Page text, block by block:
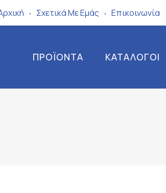
Σχετικά Mε Eμάς Επικοινωνία
ΠΡΟΪΌΝΤΑ ΚΑΤΆΛΟΓΟΙ